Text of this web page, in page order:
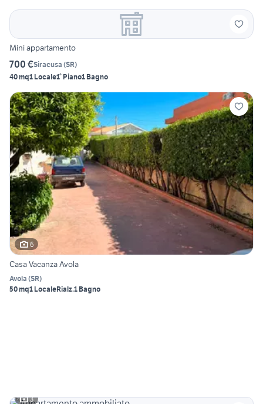
Mini appartamento
700 €Siracusa (SR)
40 mq1 Locale1° Piano1 Bagno
6
Casa Vacanza Avola
Avola (SR)
50 mq1 LocaleRialz.1 Bagno
3